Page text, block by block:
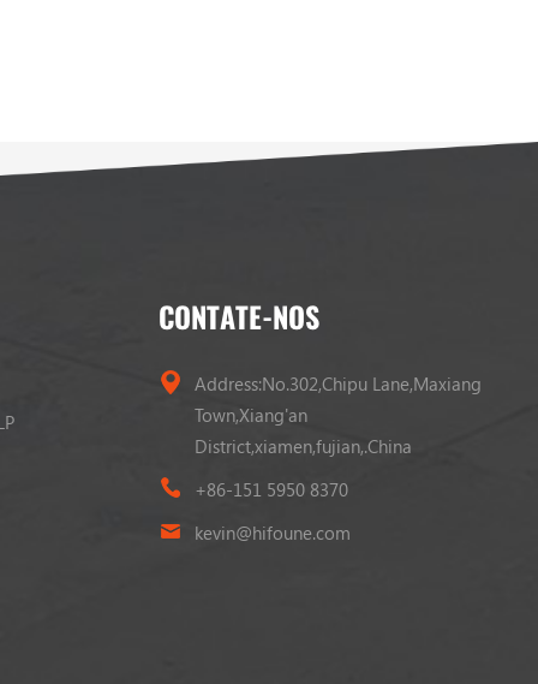
CONTATE-NOS
Address:No.302,Chipu Lane,Maxiang
Town,Xiang'an
District,xiamen,fujian,.China
+86-151 5950 8370
kevin@hifoune.com